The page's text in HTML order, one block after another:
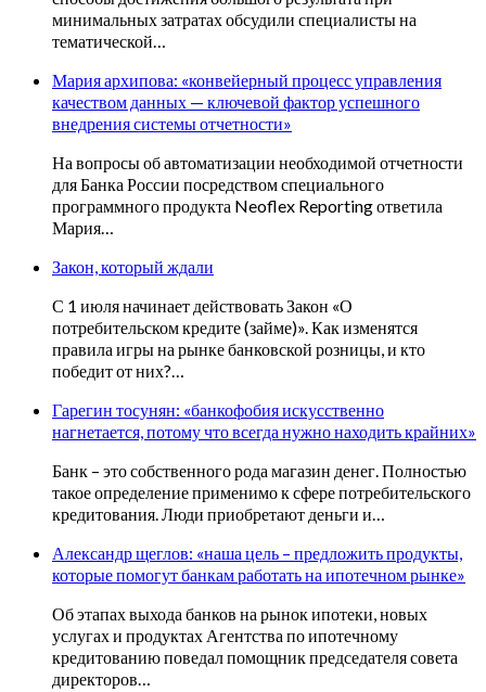
минимальных затратах обсудили специалисты на
тематической…
Мария архипова: «конвейерный процесс управления
качеством данных — ключевой фактор успешного
внедрения системы отчетности»
На вопросы об автоматизации необходимой отчетности
для Банка России посредством специального
программного продукта Neoflex Reporting ответила
Мария…
Закон, который ждали
С 1 июля начинает действовать Закон «О
потребительском кредите (займе)». Как изменятся
правила игры на рынке банковской розницы, и кто
победит от них?…
Гарегин тосунян: «банкофобия искусственно
нагнетается, потому что всегда нужно находить крайних»
Банк – это собственного рода магазин денег. Полностью
такое определение применимо к сфере потребительского
кредитования. Люди приобретают деньги и…
Александр щеглов: «наша цель – предложить продукты,
которые помогут банкам работать на ипотечном рынке»
Об этапах выхода банков на рынок ипотеки, новых
услугах и продуктах Агентства по ипотечному
кредитованию поведал помощник председателя совета
директоров…